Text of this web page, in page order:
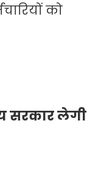
को
सरकार लेगी